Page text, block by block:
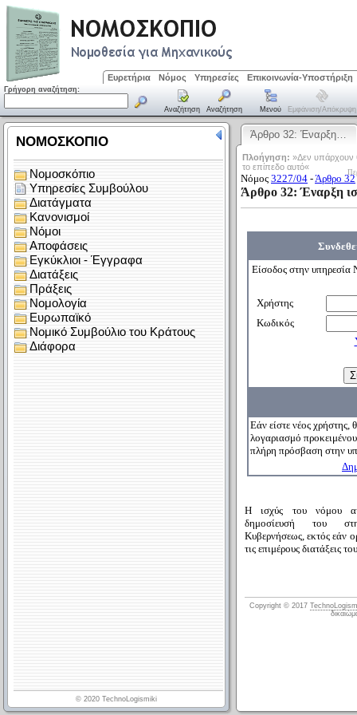
Ευρετήρια Νόμος Υπηρεσίες Επικοινωνία-Υποστήριξη
Γρήγορη αναζήτηση:
Αναζήτηση Αναζήτηση Μενού Εμφάνιση/απόκρυψη
Άρθρο 32: Έναρξη…